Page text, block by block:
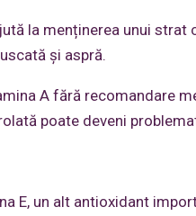
la menținerea unui
și aspră.
A fără recomandare
poate deveni
E, un alt antioxidant